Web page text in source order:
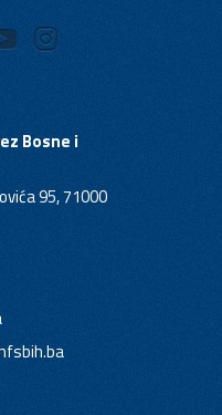
Bosne i
95, 71000